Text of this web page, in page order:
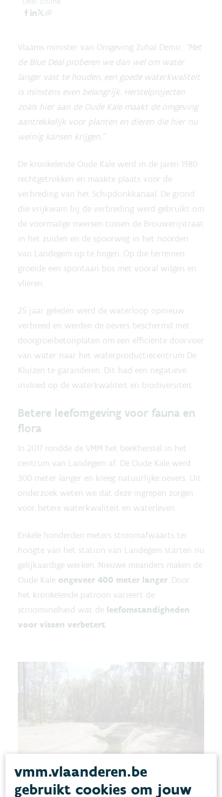
Vlaams minister van Omgeving Zuhal Demir: “Met
de Blue Deal proberen we dan wel om water
langer vast te houden, een goede waterkwaliteit
is minstens even belangrijk. Herstelprojecten
zoals hier aan de Oude Kale maakt de omgeving
aantrekkelijk voor planten en dieren die hier nu
weinig kansen krijgen.”
De kronkelende Oude Kale werd in de jaren 1980
rechtgetrokken en maakte plaats voor de
verbreding van het Schipdonkkanaal. De grond
die vrijkwam bij de verbreding werd gebruikt om
de voormalige meersen tussen de Brouwerijstraat
in het zuiden en de spoorweg in het noorden
van Landegem op te hogen. Op die terreinen
groeide een spontaan bos met vooral wilgen en
vlieren.
25 jaar geleden werd de waterloop opnieuw
verbreed en werden de oevers beschermd met
doorgroeibetonplaten om een efficiënte doorvoer
van water naar het waterproductiecentrum De
Kluizen te garanderen. Dit had een negatieve
invloed op de waterkwaliteit en biodiversiteit.
Betere leefomgeving voor fauna en
flora
In 2017 rondde de VMM het beekherstel in het
centrum van Landegem af. De Oude Kale werd
300 meter langer en kreeg natuurlijke oevers. Uit
onderzoek weten we dat deze ingrepen zorgen
voor betere waterkwaliteit en waterleven.
Enkele honderden meters stroomafwaarts ter
hoogte van het station van Landegem starten nu
gelijkaardige werken. Nieuwe meanders maken de
Oude Kale ongeveer 400 meter langer. Door
het kronkelende patroon varieert de
stroomsnelheid wat de leefomstandigheden
voor vissen verbetert.
vmm.vlaanderen.be
gebruikt cookies om jouw